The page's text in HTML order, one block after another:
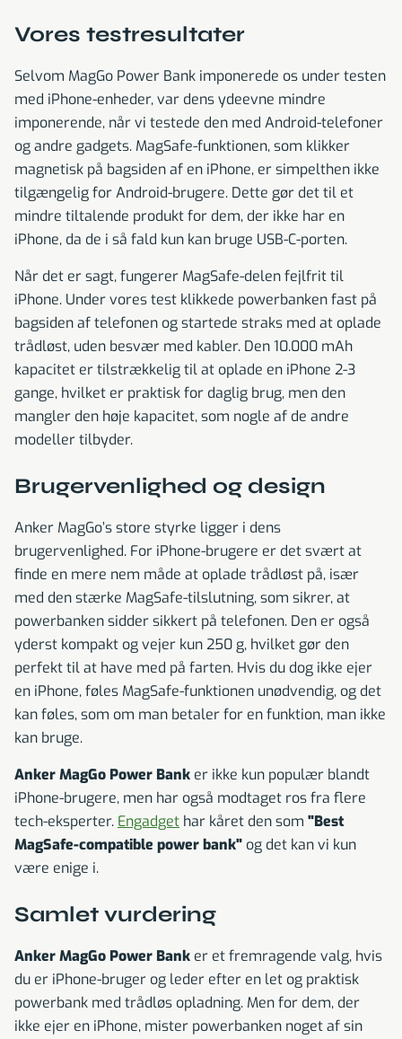
Vores testresultater
Selvom MagGo Power Bank imponerede os under testen
med iPhone-enheder, var dens ydeevne mindre
imponerende, når vi testede den med Android-telefoner
og andre gadgets. MagSafe-funktionen, som klikker
magnetisk på bagsiden af en iPhone, er simpelthen ikke
tilgængelig for Android-brugere. Dette gør det til et
mindre tiltalende produkt for dem, der ikke har en
iPhone, da de i så fald kun kan bruge USB-C-porten.
Når det er sagt, fungerer MagSafe-delen fejlfrit til
iPhone. Under vores test klikkede powerbanken fast på
bagsiden af telefonen og startede straks med at oplade
trådløst, uden besvær med kabler. Den 10.000 mAh
kapacitet er tilstrækkelig til at oplade en iPhone 2-3
gange, hvilket er praktisk for daglig brug, men den
mangler den høje kapacitet, som nogle af de andre
modeller tilbyder.
Brugervenlighed og design
Anker MagGo’s store styrke ligger i dens
brugervenlighed. For iPhone-brugere er det svært at
finde en mere nem måde at oplade trådløst på, især
med den stærke MagSafe-tilslutning, som sikrer, at
powerbanken sidder sikkert på telefonen. Den er også
yderst kompakt og vejer kun 250 g, hvilket gør den
perfekt til at have med på farten. Hvis du dog ikke ejer
en iPhone, føles MagSafe-funktionen unødvendig, og det
kan føles, som om man betaler for en funktion, man ikke
kan bruge.
Anker MagGo Power Bank er ikke kun populær blandt
iPhone-brugere, men har også modtaget ros fra flere
tech-eksperter. Engadget har kåret den som "Best
MagSafe-compatible power bank" og det kan vi kun
være enige i.
Samlet vurdering
Anker MagGo Power Bank er et fremragende valg, hvis
du er iPhone-bruger og leder efter en let og praktisk
powerbank med trådløs opladning. Men for dem, der
ikke ejer en iPhone, mister powerbanken noget af sin